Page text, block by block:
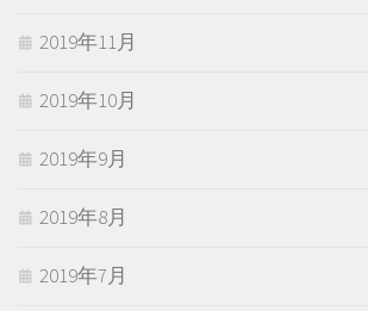
2019年11月
2019年10月
2019年9月
2019年8月
2019年7月